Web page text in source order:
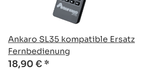
Ankaro SL35 kompatible Ersatz
Fernbedienung
18,90 € *